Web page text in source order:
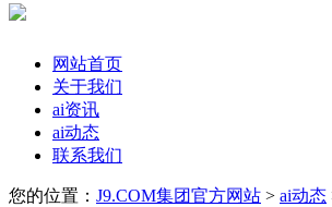
网站首页
关于我们
ai资讯
ai动态
联系我们
您的位置： J9.COM集团官方网站 > ai动态